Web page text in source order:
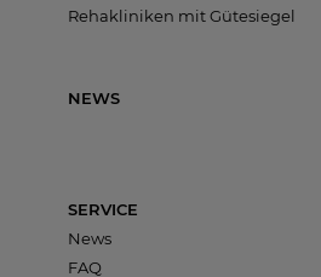
Rehakliniken mit Gütesiegel
NEWS
SERVICE
News
FAQ